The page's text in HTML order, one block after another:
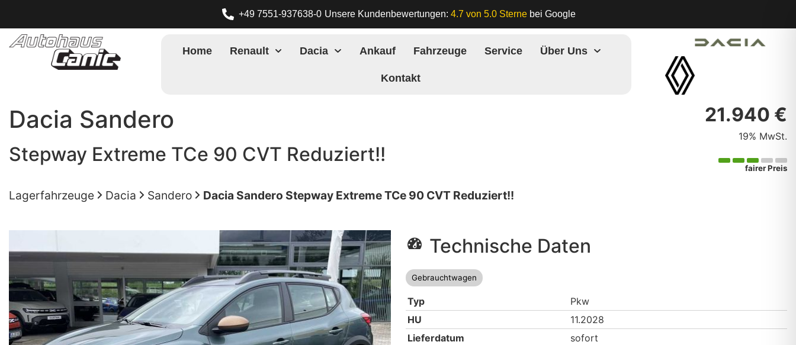
+49 7551-937638-0 Unsere Kundenbewertungen: 4.7 von 5.0 Sternebei Google
Home Renault Dacia Ankauf Fahrzeuge Service Über Uns
Kontakt
Dacia Sandero
Stepway Extreme TCe 90 CVT Reduziert!!
21.940 €
19% MwSt.
fairer Preis
Lagerfahrzeuge Dacia Sandero Dacia Sandero Stepway Extreme TCe 90 CVT Reduziert!!
Technische Daten
Gebrauchtwagen
Typ
Pkw
HU
11.2028
Lieferdatum
sofort